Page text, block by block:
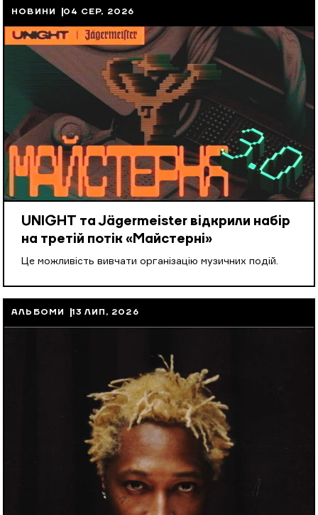
НОВИНИ 04 СЕР, 2026
UNIGHT та Jägermeister відкрили набір
на третій потік «Майстерні»
Це можливість вивчати організацію музичних подій.
АЛЬБОМИ 13 ЛИП, 2026